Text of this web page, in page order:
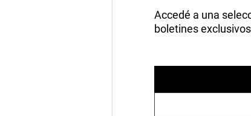
Accedé a una
boletines